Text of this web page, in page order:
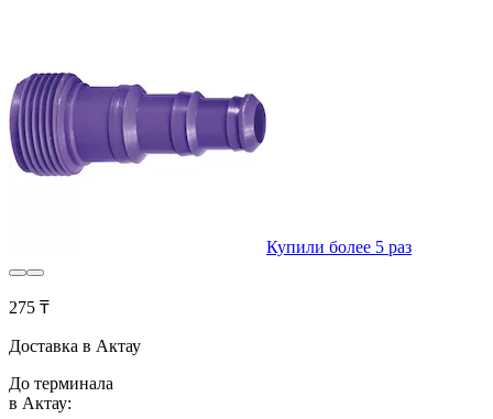
Купили более 5 раз
275 ₸
Доставка в Актау
До терминала
в Актау: